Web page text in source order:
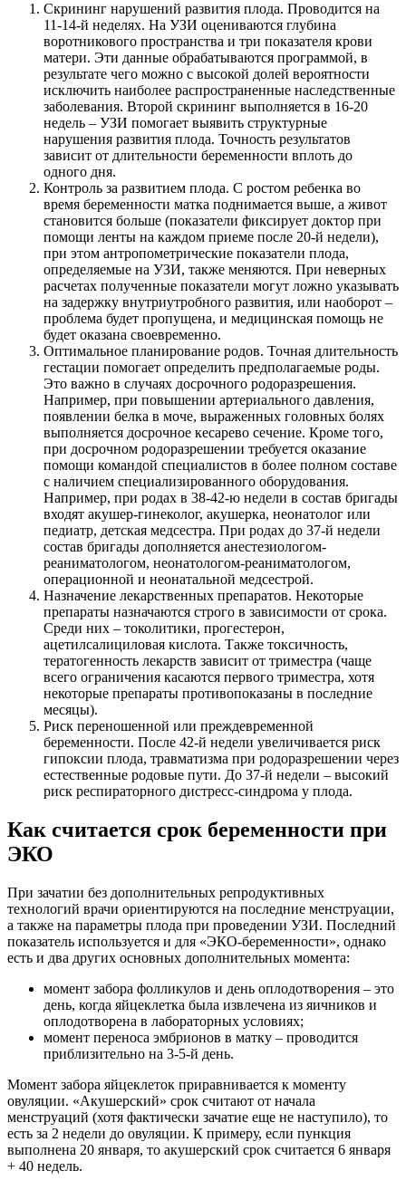
Скрининг нарушений развития плода. Проводится на
11-14-й неделях. На УЗИ оцениваются глубина
воротникового пространства и три показателя крови
матери. Эти данные обрабатываются программой, в
результате чего можно с высокой долей вероятности
исключить наиболее распространенные наследственные
заболевания. Второй скрининг выполняется в 16-20
недель – УЗИ помогает выявить структурные
нарушения развития плода. Точность результатов
зависит от длительности беременности вплоть до
одного дня.
Контроль за развитием плода. С ростом ребенка во
время беременности матка поднимается выше, а живот
становится больше (показатели фиксирует доктор при
помощи ленты на каждом приеме после 20-й недели),
при этом антропометрические показатели плода,
определяемые на УЗИ, также меняются. При неверных
расчетах полученные показатели могут ложно указывать
на задержку внутриутробного развития, или наоборот –
проблема будет пропущена, и медицинская помощь не
будет оказана своевременно.
Оптимальное планирование родов. Точная длительность
гестации помогает определить предполагаемые роды.
Это важно в случаях досрочного родоразрешения.
Например, при повышении артериального давления,
появлении белка в моче, выраженных головных болях
выполняется досрочное кесарево сечение. Кроме того,
при досрочном родоразрешении требуется оказание
помощи командой специалистов в более полном составе
с наличием специализированного оборудования.
Например, при родах в 38-42-ю недели в состав бригады
входят акушер-гинеколог, акушерка, неонатолог или
педиатр, детская медсестра. При родах до 37-й недели
состав бригады дополняется анестезиологом-
реаниматологом, неонатологом-реаниматологом,
операционной и неонатальной медсестрой.
Назначение лекарственных препаратов. Некоторые
препараты назначаются строго в зависимости от срока.
Среди них – токолитики, прогестерон,
ацетилсалициловая кислота. Также токсичность,
тератогенность лекарств зависит от триместра (чаще
всего ограничения касаются первого триместра, хотя
некоторые препараты противопоказаны в последние
месяцы).
Риск переношенной или преждевременной
беременности. После 42-й недели увеличивается риск
гипоксии плода, травматизма при родоразрешении через
естественные родовые пути. До 37-й недели – высокий
риск респираторного дистресс-синдрома у плода.
Как считается срок беременности при
ЭКО
При зачатии без дополнительных репродуктивных
технологий врачи ориентируются на последние менструации,
а также на параметры плода при проведении УЗИ. Последний
показатель используется и для «ЭКО-беременности», однако
есть и два других основных дополнительных момента:
момент забора фолликулов и день оплодотворения – это
день, когда яйцеклетка была извлечена из яичников и
оплодотворена в лабораторных условиях;
момент переноса эмбрионов в матку – проводится
приблизительно на 3-5-й день.
Момент забора яйцеклеток приравнивается к моменту
овуляции. «Акушерский» срок считают от начала
менструаций (хотя фактически зачатие еще не наступило), то
есть за 2 недели до овуляции. К примеру, если пункция
выполнена 20 января, то акушерский срок считается 6 января
+ 40 недель.